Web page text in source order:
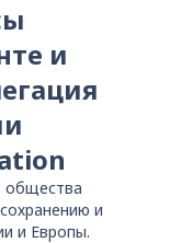
и
общества
и
и Европы.